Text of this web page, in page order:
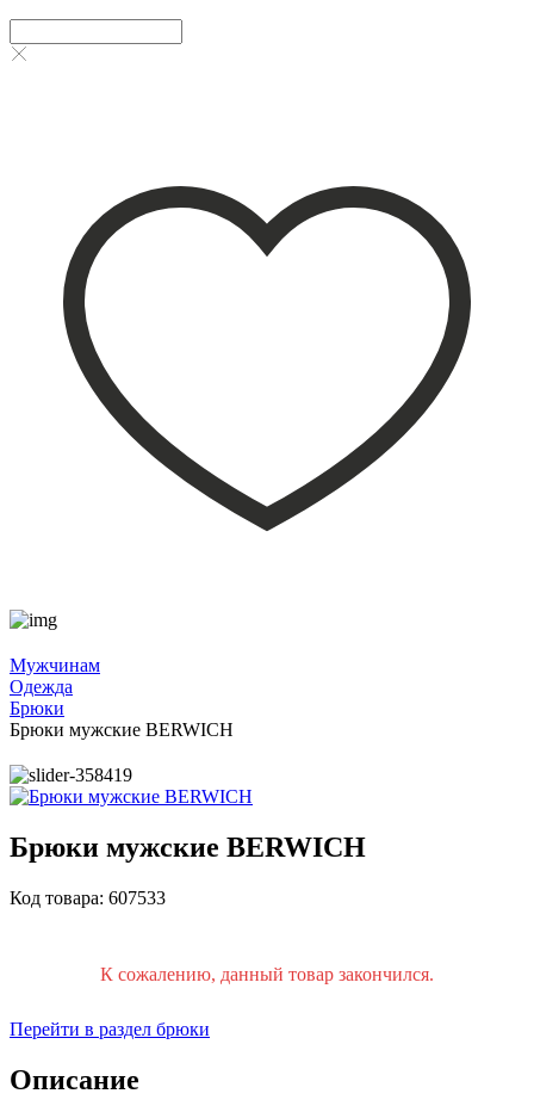
Мужчинам
Одежда
Брюки
Брюки мужские BERWICH
Брюки мужские BERWICH
Код товара: 607533
К сожалению, данный товар закончился.
Перейти в раздел брюки
Описание